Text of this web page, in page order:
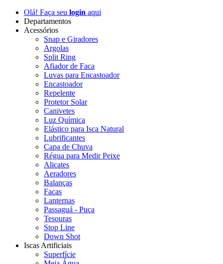
Olá! Faça seu login aqui
Departamentos
Acessórios
Snap e Giradores
Argolas
Split Ring
Afiador de Faca
Luvas para Encastoador
Encastoador
Repelente
Protetor Solar
Canivetes
Luz Química
Elástico para Isca Natural
Lubrificantes
Capa de Chuva
Régua para Medir Peixe
Alicates
Aeradores
Balanças
Facas
Lanternas
Passaguá - Puça
Tesouras
Stop Line
Down Shot
Iscas Artificiais
Superfície